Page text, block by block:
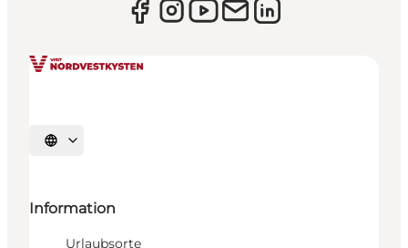
Sprache auswählen
Information
Urlaubsorte